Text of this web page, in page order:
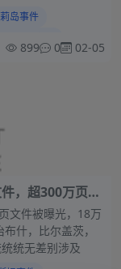
岛事件
899 0 02-05
，超300万页文
文件被曝光，18万
什，比尔盖茨，
统无差别涉及